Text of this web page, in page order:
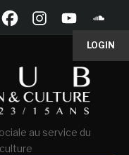
LOGIN
au service du